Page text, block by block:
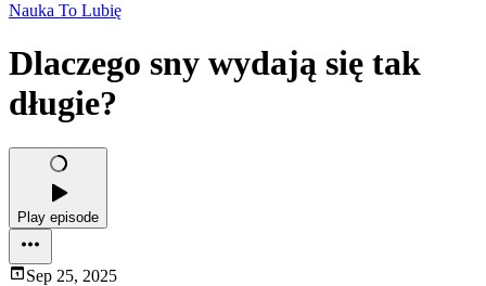
Nauka To Lubię
Dlaczego sny wydają się tak
długie?
Play episode
Sep 25, 2025